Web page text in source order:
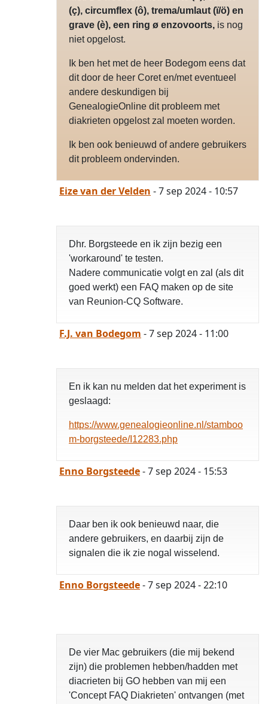
(ç), circumflex (ô), trema/umlaut (ï/ö) en
grave (è), een ring ø enzovoorts, is nog
niet opgelost.
Ik ben het met de heer Bodegom eens dat
dit door de heer Coret en/met eventueel
andere deskundigen bij
GenealogieOnline dit probleem met
diakrieten opgelost zal moeten worden.
Ik ben ook benieuwd of andere gebruikers
dit probleem ondervinden.
Eize van der Velden - 7 sep 2024 - 10:57
Dhr. Borgsteede en ik zijn bezig een
'workaround' te testen.
Nadere communicatie volgt en zal (als dit
goed werkt) een FAQ maken op de site
van Reunion-CQ Software.
F.J. van Bodegom - 7 sep 2024 - 11:00
En ik kan nu melden dat het experiment is
geslaagd:
https://www.genealogieonline.nl/stamboo
m-borgsteede/I12283.php
Enno Borgsteede- 7 sep 2024 - 15:53
Daar ben ik ook benieuwd naar, die
andere gebruikers, en daarbij zijn de
signalen die ik zie nogal wisselend.
Enno Borgsteede- 7 sep 2024 - 22:10
De vier Mac gebruikers (die mij bekend
zijn) die problemen hebben/hadden met
diacrieten bij GO hebben van mij een
'Concept FAQ Diakrieten' ontvangen (met
opgelost